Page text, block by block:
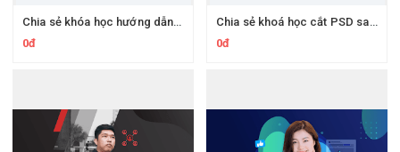
Chia sẻ khóa học hướng dẫn tự học Javascript cho người mới bắt đầu của Evondev
0đ
Chia sẻ khoá học cắt PSD sang HTML CSS toàn tập với Gulp, Pug, Sass của Evondev
0đ